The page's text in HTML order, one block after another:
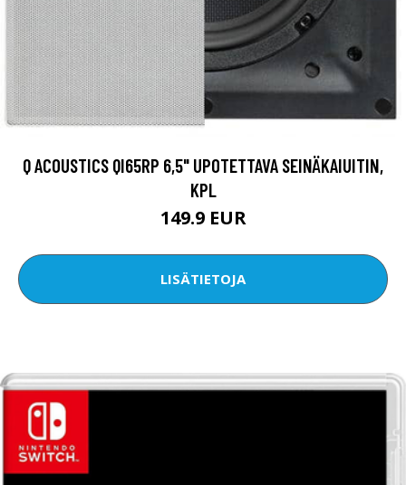
Q ACOUSTICS QI65RP 6,5" UPOTETTAVA SEINÄKAIUITIN,
KPL
149.9 EUR
LISÄTIETOJA